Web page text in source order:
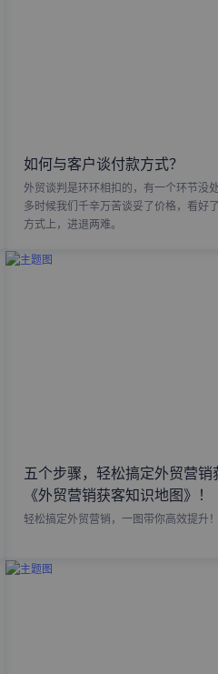
如何与客户谈付款方式？
外贸谈判是环环相扣的，有一个环节没
多时候我们千辛万苦谈妥了价格，看好
方式上，进退两难。
五个步骤，轻松搞定外贸营
《外贸营销获客知识地图》！
轻松搞定外贸营销，一图带你高效提升！